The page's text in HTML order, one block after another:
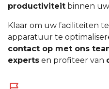
productiviteit binnen
Klaar om uw faciliteiten
apparatuur te
contact op met ons
experts en profiteer van